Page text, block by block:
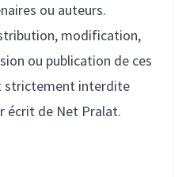
ou auteurs.
modification,
ou publication de ces
strictement interdite
écrit de Net Pralat.